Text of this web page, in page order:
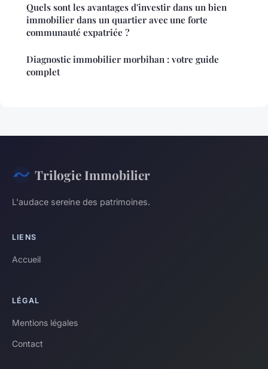
Quels sont les avantages d'investir dans un bien
immobilier dans un quartier avec une forte
communauté expatriée ?
Diagnostic immobilier morbihan : votre guide
complet
Trilogie Immobilier
L'audace sereine des patrimoines.
LIENS
Accueil
LÉGAL
Mentions légales
Contact